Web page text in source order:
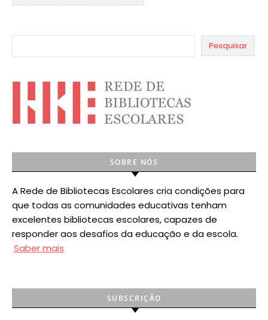
Pesquisar
SOBRE NÓS
A Rede de Bibliotecas Escolares cria condições para
que todas as comunidades educativas tenham
excelentes bibliotecas escolares, capazes de
responder aos desafios da educação e da escola.
Saber mais
SUBSCRIÇÃO